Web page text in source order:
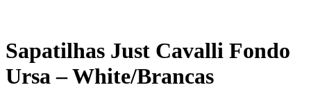
Sapatilhas Just Cavalli Fondo
Ursa – White/Brancas